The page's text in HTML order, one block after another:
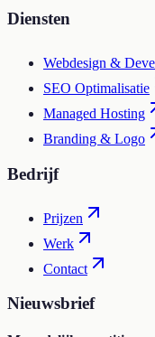
Diensten
Webdesign &
SEO Optimalisatie
Managed Hosting
Branding & Logo
Bedrijf
Prijzen
Werk
Contact
Nieuwsbrief